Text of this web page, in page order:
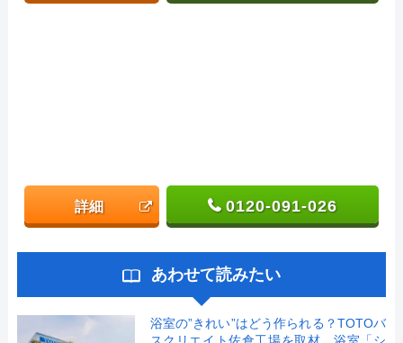
詳細 0120-091-026
あわせて読みたい
浴室の”きれい”はどう作られる？TOTOバ